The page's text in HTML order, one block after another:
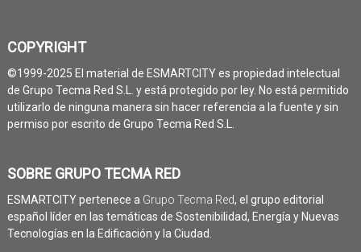
COPYRIGHT
©1999-2025 El material de ESMARTCITY es propiedad intelectual
de Grupo Tecma Red S.L. y está protegido por ley. No está permitido
utilizarlo de ninguna manera sin hacer referencia a la fuente y sin
permiso por escrito de Grupo Tecma Red S.L.
SOBRE GRUPO TECMA RED
ESMARTCITY pertenece a Grupo Tecma Red, el grupo editorial
español líder en las temáticas de Sostenibilidad, Energía y Nuevas
Tecnologías en la Edificación y la Ciudad.